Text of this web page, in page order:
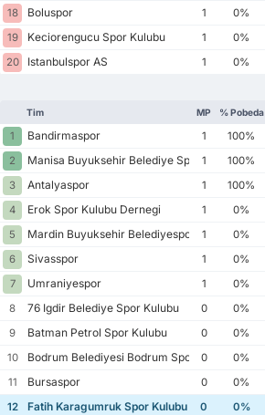
18
Boluspor 1 0%
19
Keciorengucu Spor Kulubu 1 0%
20
Istanbulspor AS 1 0%
Tim MP % Pobeda
1 Bandirmaspor 1 100%
2
Manisa Buyuksehir Belediye Spor Kulubu
1 100%
3
Antalyaspor 1 100%
4
Erok Spor Kulubu Dernegi 1 0%
5
Mardin Buyuksehir Belediyespor 1 0%
6
Sivasspor 1 0%
7
Umraniyespor 1 0%
8
76 Igdir Belediye Spor Kulubu 0 0%
9
Batman Petrol Spor Kulubu 0 0%
10
Bodrum Belediyesi Bodrum Spor Kulubu
0 0%
11
Bursaspor 0 0%
12
Fatih Karagumruk Spor Kulubu 0 0%